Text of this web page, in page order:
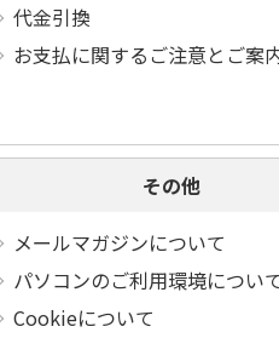
代金引換
お支払に関するご注意とご案
その他
メールマガジンについて
パソコンのご利用環境につい
Cookieについて